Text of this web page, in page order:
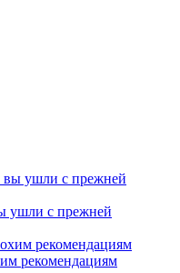
ушли с прежней
рекомендациям